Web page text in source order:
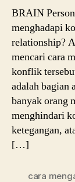
BRAIN
menghadapi
relationship?
mencari cara
konflik
adalah bagian
banyak orang
menghindari
ketegangan,
[…]
cara